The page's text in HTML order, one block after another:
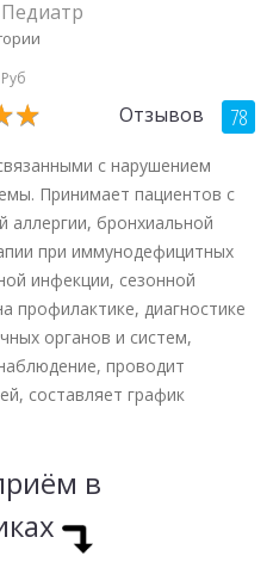
Педиатр
Руб
★
★ Отзывов 78
с нарушением
Принимает пациентов с
аллергии, бронхиальной
при иммунодефицитных
инфекции, сезонной
профилактике, диагностике
органов и систем,
проводит
составляет график
в